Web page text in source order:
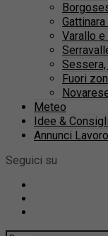
Varallo
Fuori
Meteo
Idee & Consigli
Annunci Lavoro
Seguici su